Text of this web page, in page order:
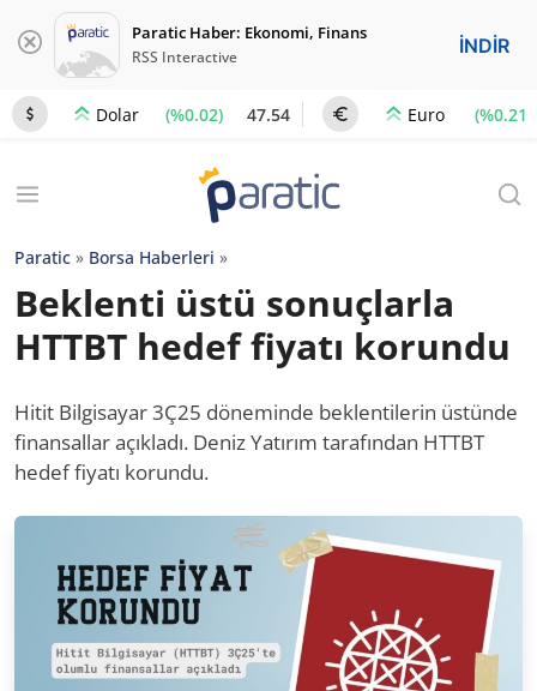
Paratic Haber: Ekonomi, Finans
RSS Interactive İNDİR
Dolar (%0.02) 47.54 Euro (%0.21)
Paratic » Borsa Haberleri »
Beklenti üstü sonuçlarla
HTTBT hedef fiyatı korundu
Hitit Bilgisayar 3Ç25 döneminde beklentilerin üstünde
finansallar açıkladı. Deniz Yatırım tarafından HTTBT
hedef fiyatı korundu.